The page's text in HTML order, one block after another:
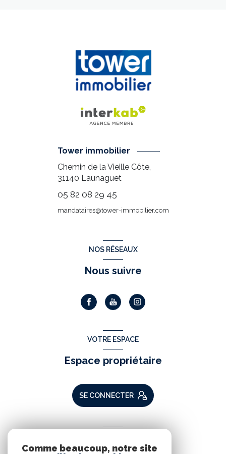
Tower immobilier
Chemin de la Vieille Côte,
31140 Launaguet
05 82 08 29 45
mandataires@tower-immobilier.com
NOS RÉSEAUX
Nous suivre
VOTRE ESPACE
Espace propriétaire
SE CONNECTER
Comme beaucoup, notre site